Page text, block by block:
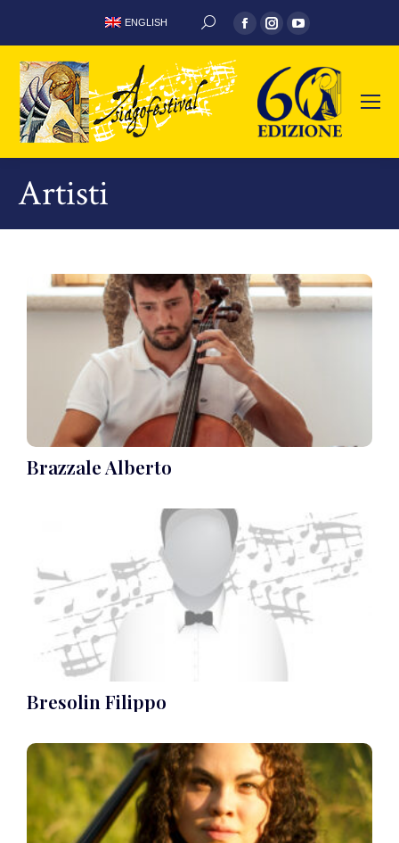
ENGLISH
Artisti
Brazzale Alberto
Bresolin Filippo